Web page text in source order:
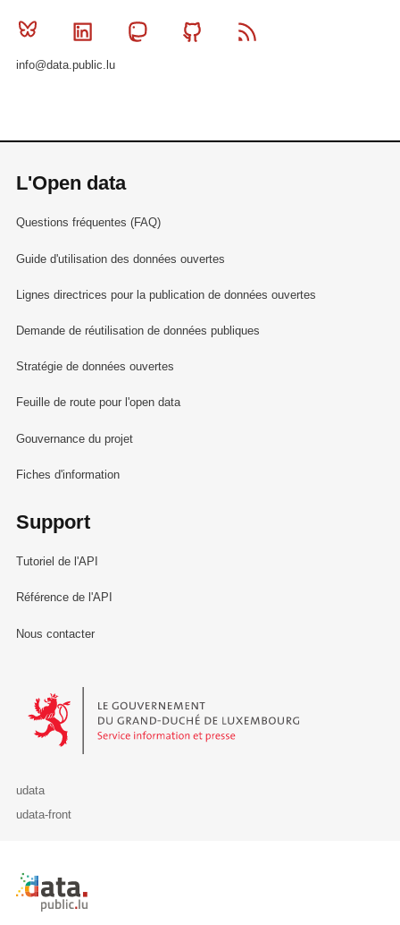
Bluesky Linkedin MastodonGithub
info@data.public.lu
L'Open data
Questions fréquentes (FAQ)
Guide d'utilisation des données ouvertes
Lignes directrices pour la publication de données ouvertes
Demande de réutilisation de données publiques
Stratégie de données ouvertes
Feuille de route pour l'open data
Gouvernance du projet
Fiches d'information
Support
Tutoriel de l'API
Référence de l'API
Nous contacter
Le Gouvernement du Grand-Duché de Luxembourg - Service
udata
udata-front
Retour à l'accueil de data.public.lu